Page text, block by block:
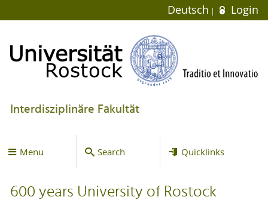
Deutsch Login
Interdisziplinäre Fakultät
Menu Search Quicklinks
600 years University of Rostock